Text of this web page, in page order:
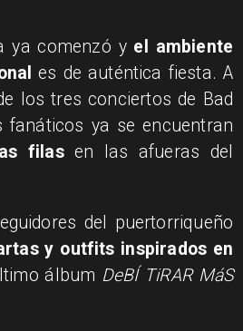
ya comenzó y el ambiente
es de auténtica fiesta. A
los tres conciertos de Bad
fanáticos ya se encuentran
filasen las afueras del
del puertorriqueño
y outfits inspirados en
álbum DeBÍ TiRAR MáS